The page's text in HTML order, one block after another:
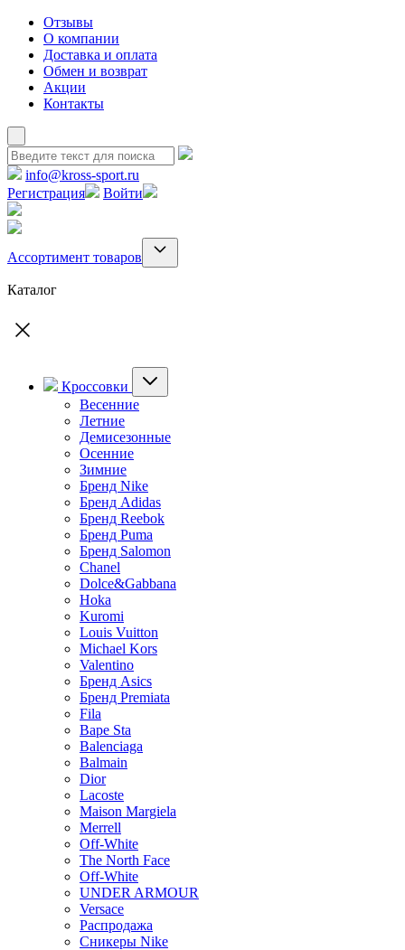
Отзывы
О компании
Доставка и оплата
Обмен и возврат
Акции
Контакты
info@kross-sport.ru
Регистрация
Войти
Ассортимент товаров
Каталог
Кроссовки
Весенние
Летние
Демисезонные
Осенние
Зимние
Бренд Nike
Бренд Adidas
Бренд Reebok
Бренд Puma
Бренд Salomon
Chanel
Dolce&Gabbana
Hoka
Kuromi
Louis Vuitton
Michael Kors
Valentino
Бренд Asics
Бренд Premiata
Fila
Bape Sta
Balenciaga
Balmain
Dior
Lacoste
Maison Margiela
Merrell
Off-White
The North Face
Off-White
UNDER ARMOUR
Versace
Распродажа
Сникеры Nike